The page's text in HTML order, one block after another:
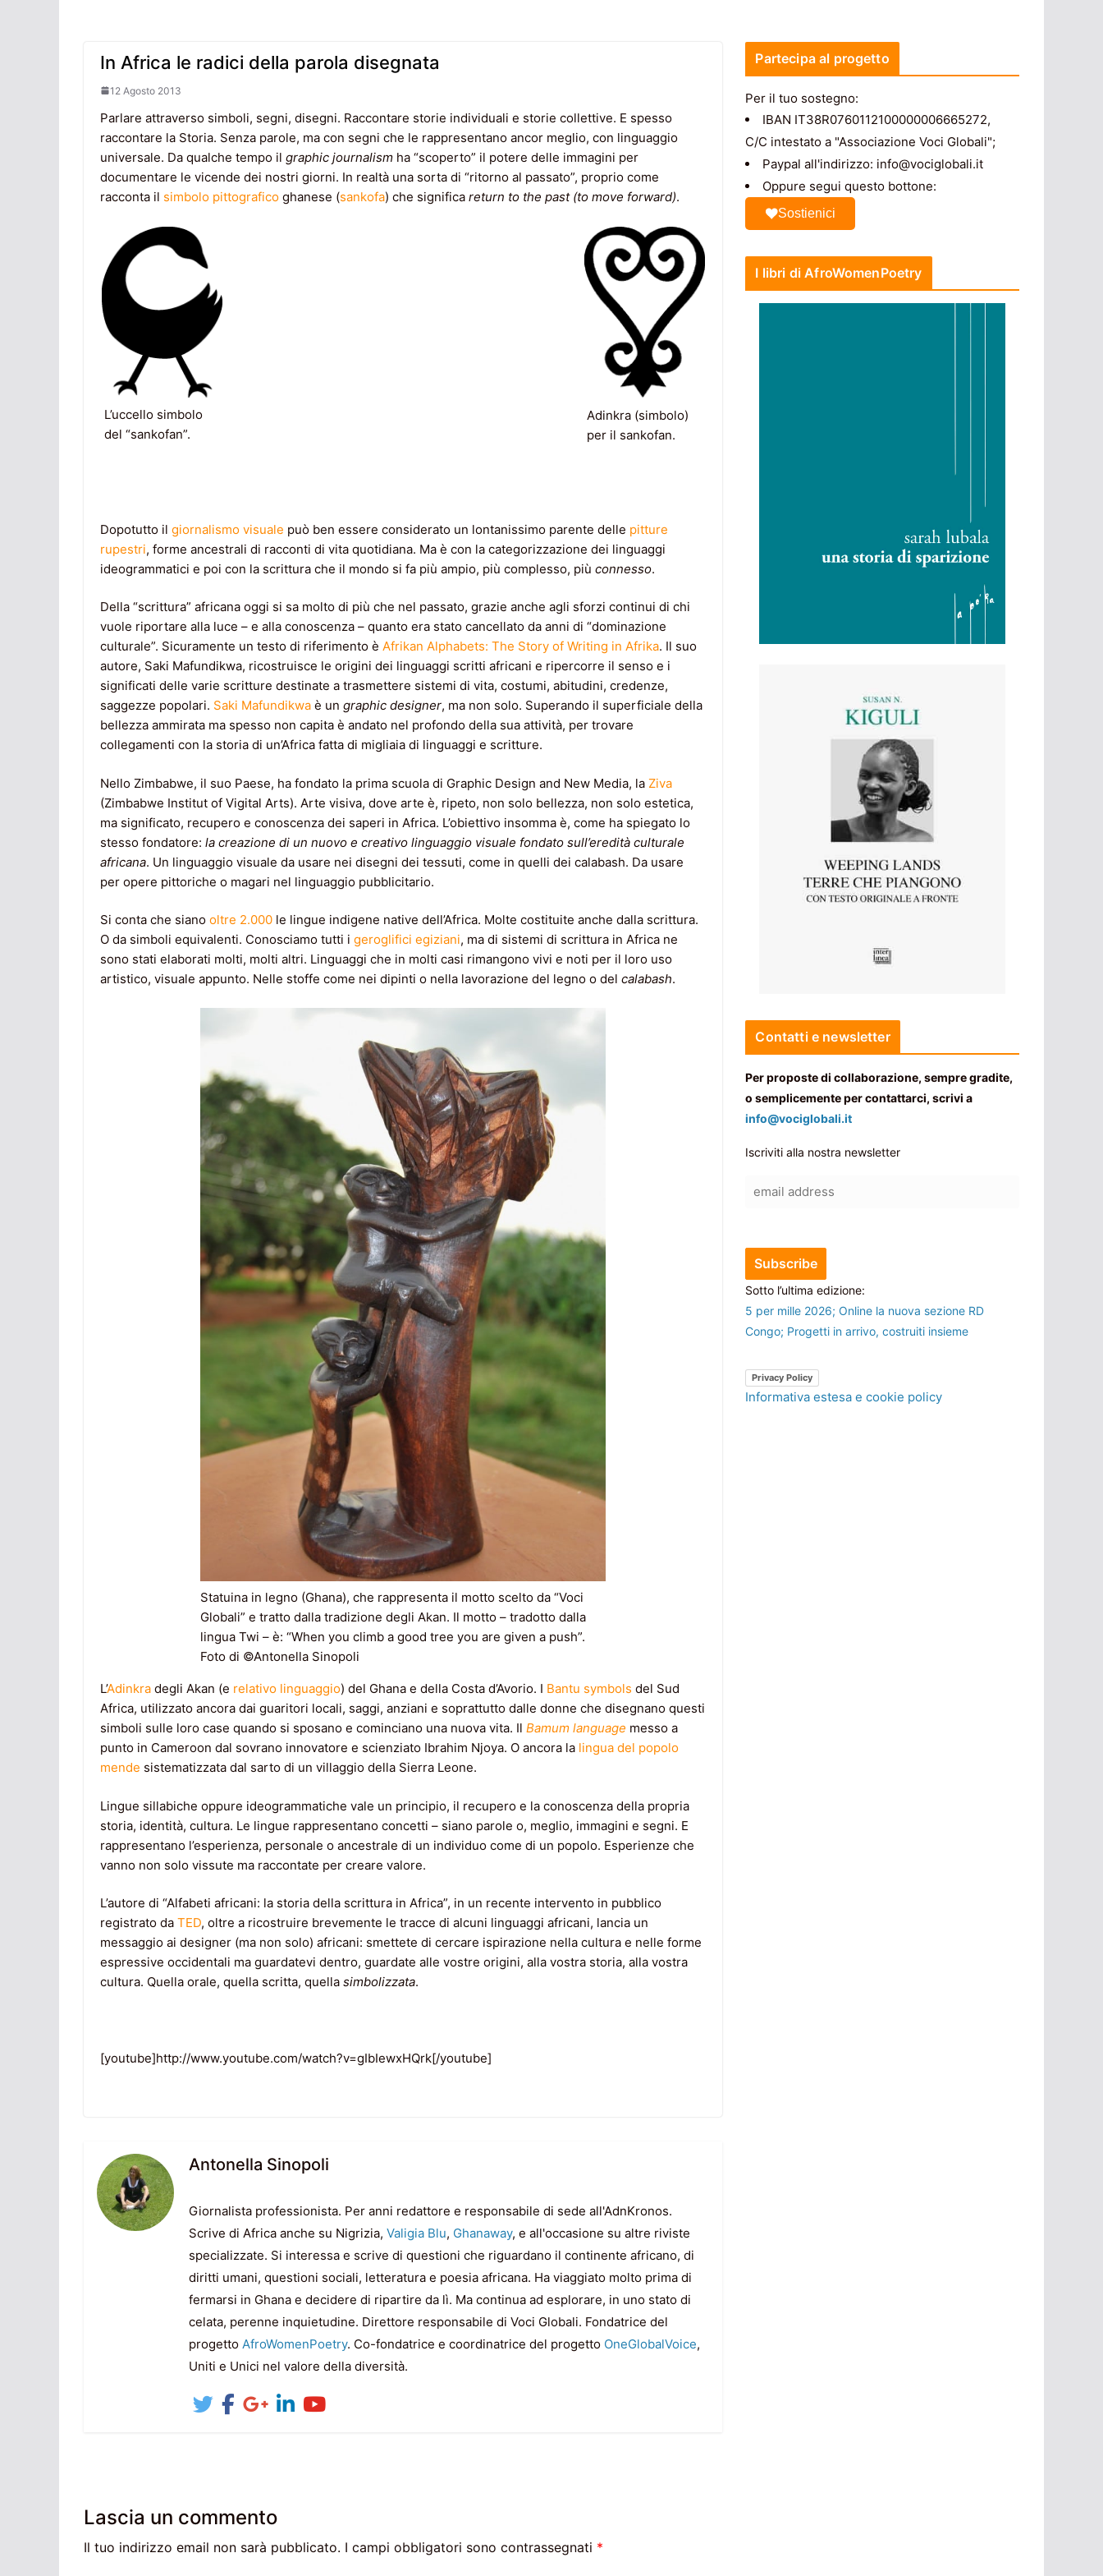
In Africa le radici della parola disegnata
12 Agosto 2013
Parlare attraverso simboli, segni, disegni. Raccontare storie individuali e storie collettive. E spesso
raccontare la Storia. Senza parole, ma con segni che le rappresentano ancor meglio, con linguaggio
universale. Da qualche tempo il graphic journalism ha “scoperto” il potere delle immagini per
documentare le vicende dei nostri giorni. In realtà una sorta di “ritorno al passato”, proprio come
racconta il simbolo pittografico ghanese (sankofa) che significa return to the past (to move forward).
Adinkra (simbolo)
per il sankofan.
L’uccello simbolo
del “sankofan”.
Dopotutto il giornalismo visuale può ben essere considerato un lontanissimo parente delle pitture
rupestri, forme ancestrali di racconti di vita quotidiana. Ma è con la categorizzazione dei linguaggi
ideogrammatici e poi con la scrittura che il mondo si fa più ampio, più complesso, più connesso.
Della “scrittura” africana oggi si sa molto di più che nel passato, grazie anche agli sforzi continui di chi
vuole riportare alla luce – e alla conoscenza – quanto era stato cancellato da anni di “dominazione
culturale”. Sicuramente un testo di riferimento è Afrikan Alphabets: The Story of Writing in Afrika. Il suo
autore, Saki Mafundikwa, ricostruisce le origini dei linguaggi scritti africani e ripercorre il senso e i
significati delle varie scritture destinate a trasmettere sistemi di vita, costumi, abitudini, credenze,
saggezze popolari. Saki Mafundikwa è un graphic designer, ma non solo. Superando il superficiale della
bellezza ammirata ma spesso non capita è andato nel profondo della sua attività, per trovare
collegamenti con la storia di un’Africa fatta di migliaia di linguaggi e scritture.
Nello Zimbabwe, il suo Paese, ha fondato la prima scuola di Graphic Design and New Media, la Ziva
(Zimbabwe Institut of Vigital Arts). Arte visiva, dove arte è, ripeto, non solo bellezza, non solo estetica,
ma significato, recupero e conoscenza dei saperi in Africa. L’obiettivo insomma è, come ha spiegato lo
stesso fondatore: la creazione di un nuovo e creativo linguaggio visuale fondato sull’eredità culturale
africana. Un linguaggio visuale da usare nei disegni dei tessuti, come in quelli dei calabash. Da usare
per opere pittoriche o magari nel linguaggio pubblicitario.
Si conta che siano oltre 2.000 le lingue indigene native dell’Africa. Molte costituite anche dalla scrittura.
O da simboli equivalenti. Conosciamo tutti i geroglifici egiziani, ma di sistemi di scrittura in Africa ne
sono stati elaborati molti, molti altri. Linguaggi che in molti casi rimangono vivi e noti per il loro uso
artistico, visuale appunto. Nelle stoffe come nei dipinti o nella lavorazione del legno o del calabash.
Statuina in legno (Ghana), che rappresenta il motto scelto da “Voci
Globali” e tratto dalla tradizione degli Akan. Il motto – tradotto dalla
lingua Twi – è: “When you climb a good tree you are given a push”.
Foto di ©Antonella Sinopoli
L’Adinkra degli Akan (e relativo linguaggio) del Ghana e della Costa d’Avorio. I Bantu symbols del Sud
Africa, utilizzato ancora dai guaritori locali, saggi, anziani e soprattutto dalle donne che disegnano questi
simboli sulle loro case quando si sposano e cominciano una nuova vita. Il Bamum language messo a
punto in Cameroon dal sovrano innovatore e scienziato Ibrahim Njoya. O ancora la lingua del popolo
mende sistematizzata dal sarto di un villaggio della Sierra Leone.
Lingue sillabiche oppure ideogrammatiche vale un principio, il recupero e la conoscenza della propria
storia, identità, cultura. Le lingue rappresentano concetti – siano parole o, meglio, immagini e segni. E
rappresentano l’esperienza, personale o ancestrale di un individuo come di un popolo. Esperienze che
vanno non solo vissute ma raccontate per creare valore.
L’autore di “Alfabeti africani: la storia della scrittura in Africa”, in un recente intervento in pubblico
registrato da TED, oltre a ricostruire brevemente le tracce di alcuni linguaggi africani, lancia un
messaggio ai designer (ma non solo) africani: smettete di cercare ispirazione nella cultura e nelle forme
espressive occidentali ma guardatevi dentro, guardate alle vostre origini, alla vostra storia, alla vostra
cultura. Quella orale, quella scritta, quella simbolizzata.
[youtube]http://www.youtube.com/watch?v=gIbIewxHQrk[/youtube]
Antonella Sinopoli
Giornalista professionista. Per anni redattore e responsabile di sede all'AdnKronos.
Scrive di Africa anche su Nigrizia, Valigia Blu, Ghanaway, e all'occasione su altre riviste
specializzate. Si interessa e scrive di questioni che riguardano il continente africano, di
diritti umani, questioni sociali, letteratura e poesia africana. Ha viaggiato molto prima di
fermarsi in Ghana e decidere di ripartire da lì. Ma continua ad esplorare, in uno stato di
celata, perenne inquietudine. Direttore responsabile di Voci Globali. Fondatrice del
progetto AfroWomenPoetry. Co-fondatrice e coordinatrice del progetto OneGlobalVoice,
Uniti e Unici nel valore della diversità.
Lascia un commento
Il tuo indirizzo email non sarà pubblicato. I campi obbligatori sono contrassegnati *
Partecipa al progetto
Per il tuo sostegno:
IBAN IT38R0760112100000006665272,
C/C intestato a "Associazione Voci Globali";
Paypal all'indirizzo: info@vociglobali.it
Oppure segui questo bottone:
Sostienici
I libri di AfroWomenPoetry
Contatti e newsletter
Per proposte di collaborazione, sempre gradite,
o semplicemente per contattarci, scrivi a
info@vociglobali.it
Iscriviti alla nostra newsletter
Sotto l’ultima edizione:
5 per mille 2026; Online la nuova sezione RD
Congo; Progetti in arrivo, costruiti insieme
Privacy Policy
Informativa estesa e cookie policy